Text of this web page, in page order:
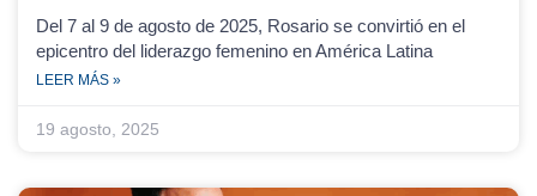
Del 7 al 9 de agosto de 2025, Rosario se convirtió en el
epicentro del liderazgo femenino en América Latina
LEER MÁS »
19 agosto, 2025